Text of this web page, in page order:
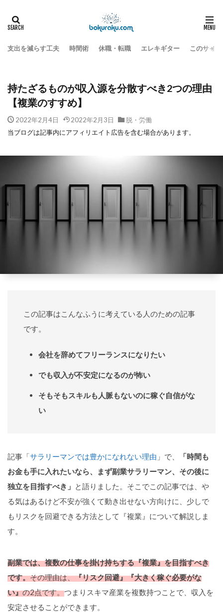
支出を減らす工夫 時間術 休職・転職 エレキギター このサイ
持たざるものが収入源を分散すべき2つの理由【複業のすすめ】
持たざるものが収入源を分散すべき2つの理由
【複業のすすめ】
2022年2月4日 2022年2月3日 脱・労働
当ブログは記事内にアフィリエイト広告を含む場合があります。
この記事はこんなふうに考えている人のための記事
です。
会社を辞めてフリーランスになりたい
でも収入が不安定になるのが怖い
そもそもスキルも人脈もないのに稼ぐ自信がな
い
記事「サラリーマンでは豊かになれない理由 」で、
「時間も
お金も手に入れたいなら、まず副業サラリーマン、その後に
独立を目指すべき」 と語りました。そこでこの記事では、や
る気はあるけど不安が強くて動き出せない方向けに、少しで
もリスクを回避できる方法として『複業』について解説しま
す。
副業では、複数の仕事を掛け持ちする『複業』を目指すべき
です。その理由は、『リスク回避』『大きく稼ぐ必要がな
い』の2点です。つまりスキマ産業を複数持つことで、収入を
安定させることができます。